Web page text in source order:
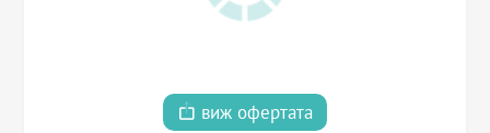
виж офертата